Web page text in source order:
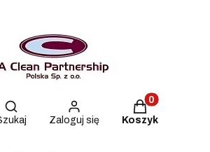
Otwórz wyszukiwarkę
Zaloguj się
Produkty w
Koszyk